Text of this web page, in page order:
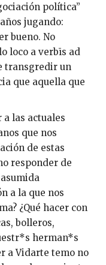
política”
jugando:
bueno. No
loco a verbīs ad
transgredir un
que aquella que
a las actuales
que nos
de estas
responder de
a la que nos
¿Qué hacer con
bolleros,
herman*s
a Vidarte temo no